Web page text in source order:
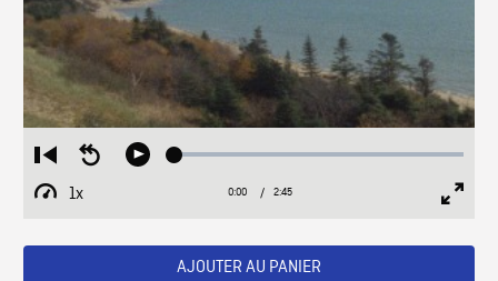
Restart
from
beginning
Seek
Play Loaded:
1x
Playback
Current
0:00 / Duration
2:45
AJOUTER AU PANIER